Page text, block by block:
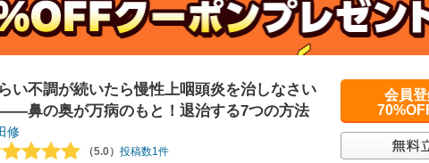
い不調が続いたら慢性上咽頭炎を治しなさい
鼻の奥が万病のもと！退治する7つの方法
修
（5.0） 投稿数1件
会員